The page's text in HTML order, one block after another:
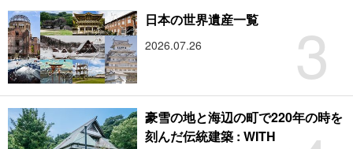
3
日本の世界遺産一覧
2026.07.26
豪雪の地と海辺の町で220年の時を
刻んだ伝統建築 : WITH